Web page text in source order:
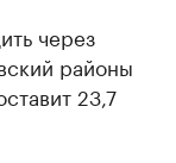
через
районы
23,7